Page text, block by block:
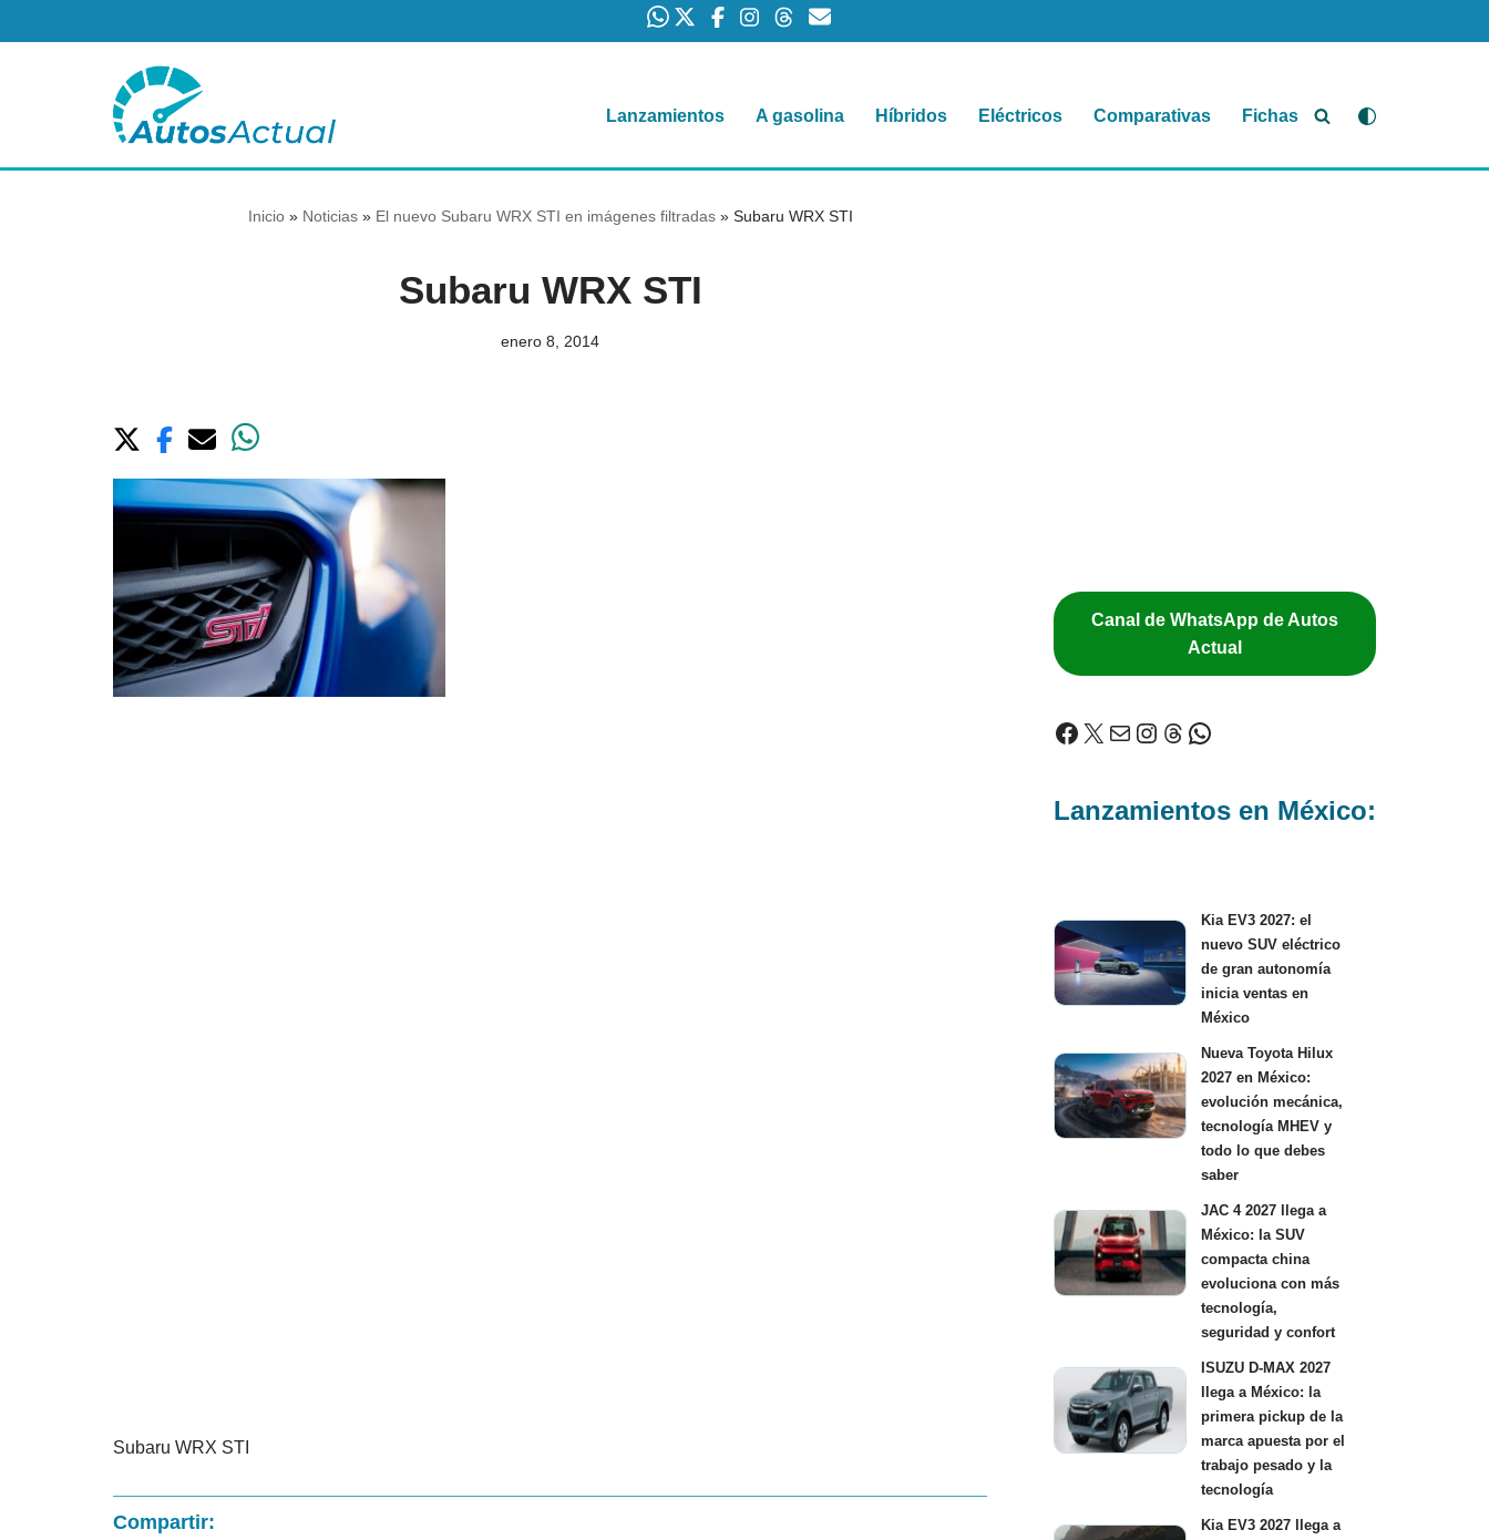
contenido
Lanzamientos A gasolina Híbridos Eléctricos Comparativas Fichas
Inicio» Noticias» El nuevo Subaru WRX STI en imágenes filtradas» Subaru WRX STI
Subaru WRX STI
enero 8, 2014
Subaru WRX STI
Compartir:
Canal de WhatsApp de Autos
Actual
Lanzamientos en México:
Kia EV3 2027: el
nuevo SUV eléctrico
de gran autonomía
inicia ventas en
México
Nueva Toyota Hilux
2027 en México:
evolución mecánica,
tecnología MHEV y
todo lo que debes
saber
JAC 4 2027 llega a
México: la SUV
compacta china
evoluciona con más
tecnología,
seguridad y confort
ISUZU D-MAX 2027
llega a México: la
primera pickup de la
marca apuesta por el
trabajo pesado y la
tecnología
Kia EV3 2027 llega a